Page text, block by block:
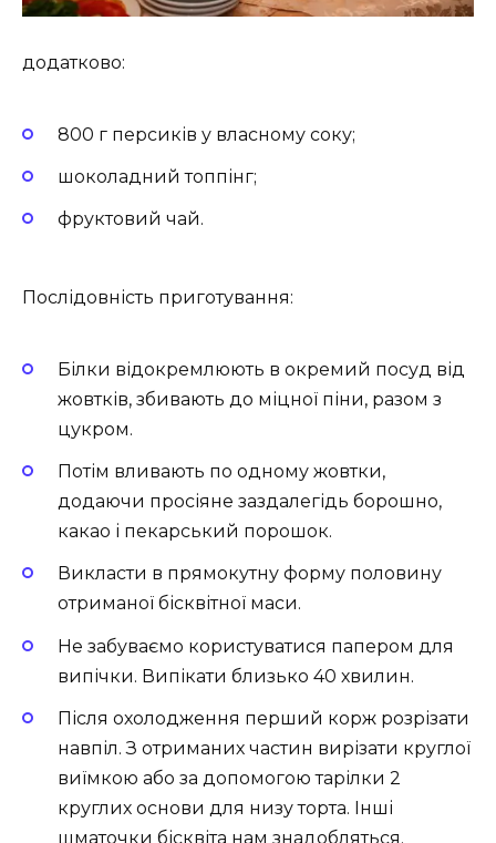
додатково:
800 г персиків у власному соку;
шоколадний топпінг;
фруктовий чай.
Послідовність приготування:
Білки відокремлюють в окремий посуд від
жовтків, збивають до міцної піни, разом з
цукром.
Потім вливають по одному жовтки,
додаючи просіяне заздалегідь борошно,
какао і пекарський порошок.
Викласти в прямокутну форму половину
отриманої бісквітної маси.
Не забуваємо користуватися папером для
випічки. Випікати близько 40 хвилин.
Після охолодження перший корж розрізати
навпіл. З отриманих частин вирізати круглої
виїмкою або за допомогою тарілки 2
круглих основи для низу торта. Інші
шматочки бісквіта нам знадобляться.